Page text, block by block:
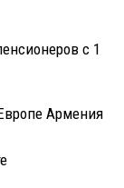
с 1
Армения